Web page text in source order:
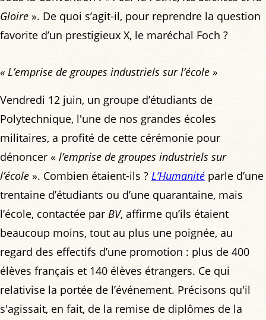
Gloire ». De quoi s’agit-il, pour reprendre la question
favorite d’un prestigieux X, le maréchal Foch ?
« L’emprise de groupes industriels sur l’école »
Vendredi 12 juin, un groupe d’étudiants de
Polytechnique, l'une de nos grandes écoles
militaires, a profité de cette cérémonie pour
dénoncer « l’emprise de groupes industriels sur
l’école ». Combien étaient-ils ? L’Humanité parle d’une
trentaine d’étudiants ou d’une quarantaine, mais
l’école, contactée par BV, affirme qu’ils étaient
beaucoup moins, tout au plus une poignée, au
regard des effectifs d’une promotion : plus de 400
élèves français et 140 élèves étrangers. Ce qui
relativise la portée de l’événement. Précisons qu'il
s'agissait, en fait, de la remise de diplômes de la